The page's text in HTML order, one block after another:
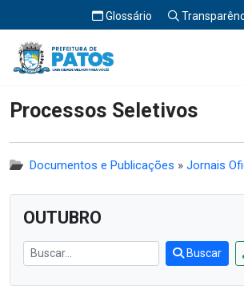
Glossário
Início Processos Seletivos
Processos Seletivos
Documentos e Publicações » Jornais
OUTUBRO
Buscar